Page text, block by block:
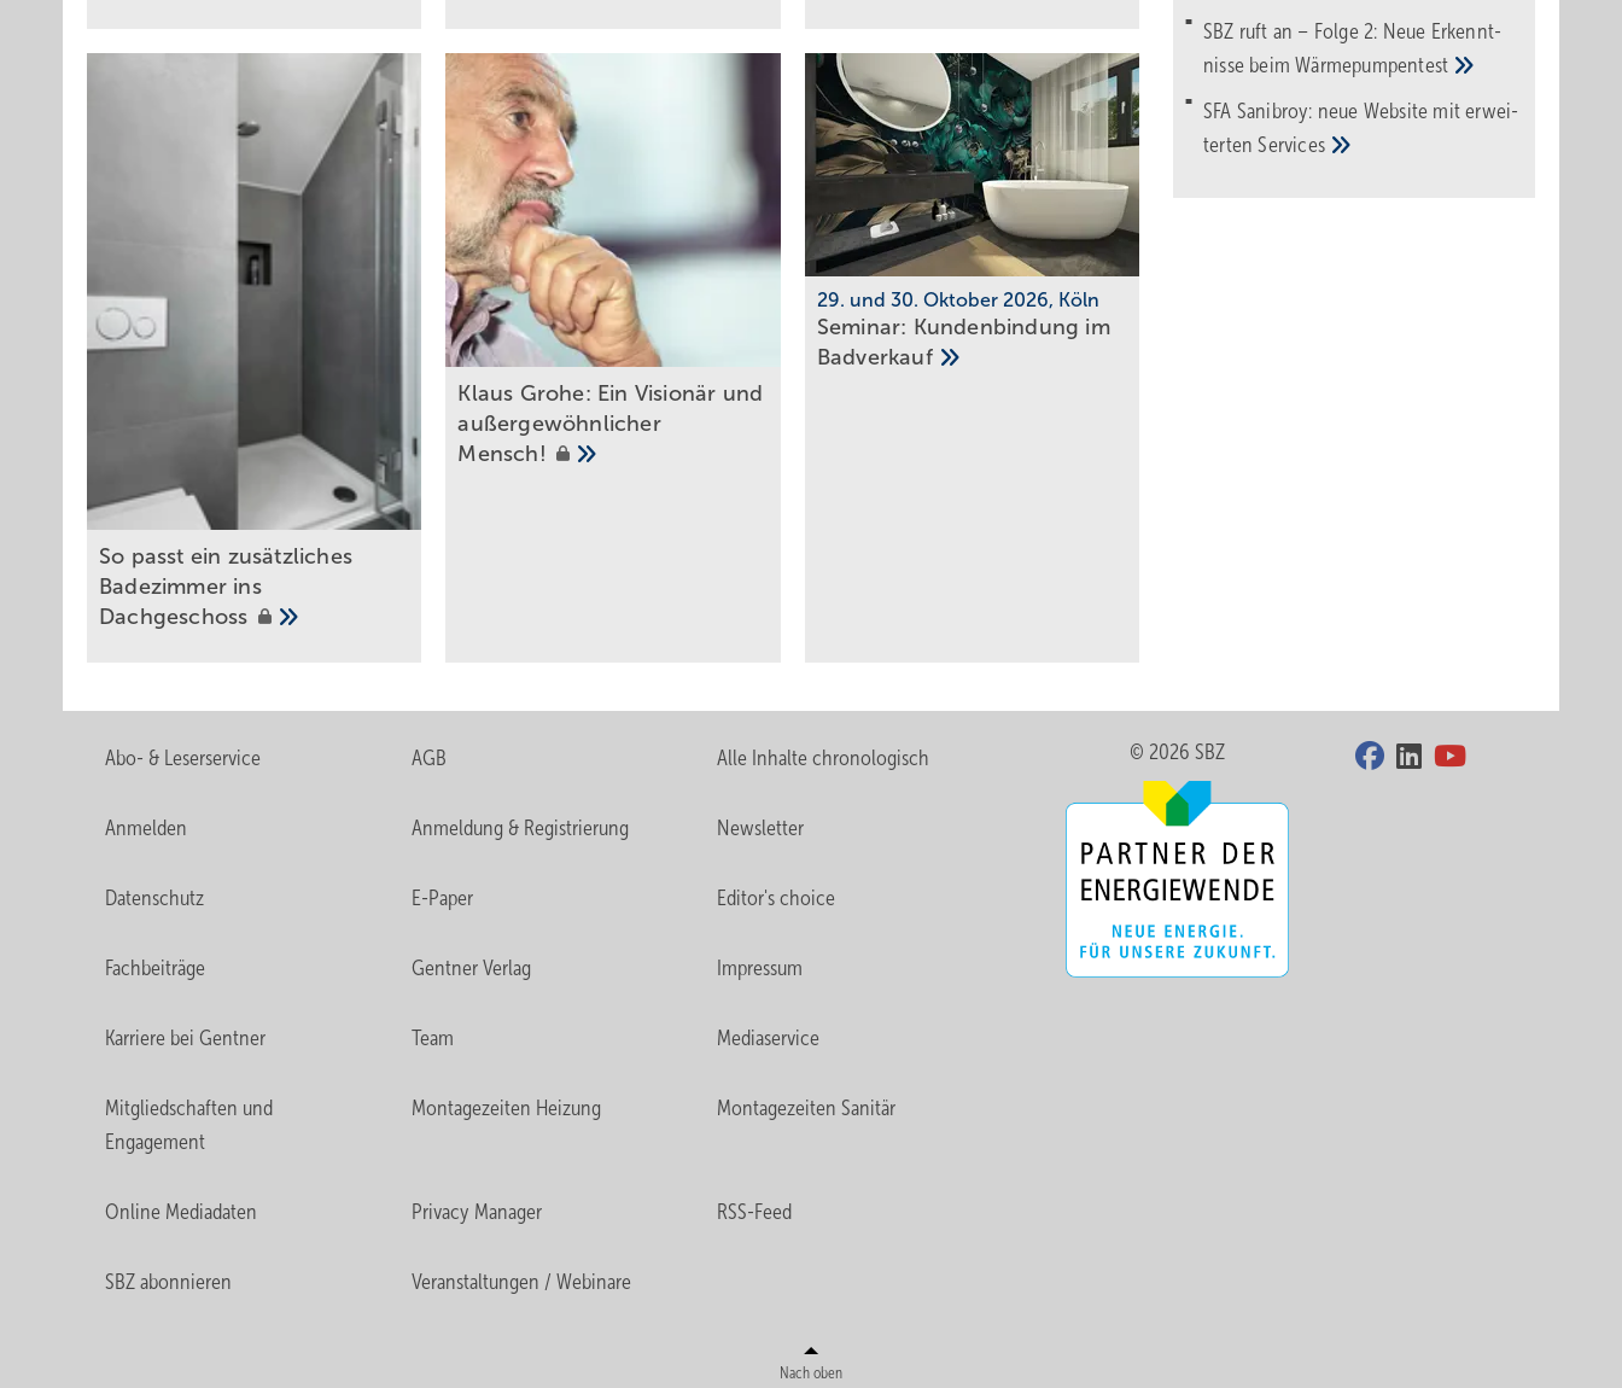
So p asst ein zusätzliches
Badezimmer ins
Dachgeschoss
Kla us Grohe: Ei n Visionär und
außergewöhnlicher
Mensch!
29. und 30. Oktober 2026, Köln
Seminar: Kun­den­bin­dung im
Bad­ver­kauf
SBZ ruft an – Folge 2: Neue Erkennt­
nisse beimWärme­pumpen­test
SFA Sanibroy: neue Web­site mit erwei­
tertenServices
Abo- & Leserservice AGB Alle Inhalte chronologisch
Anmelden Anmeldung & Registrierung Newsletter
Datenschutz E-Paper Editor's choice
Fachbeiträge Gentner Verlag Impressum
Karriere bei Gentner Team Mediaservice
Mitgliedschaften und
Engagement
Montagezeiten Heizung Montagezeiten Sanitär
Online Mediadaten Privacy Manager RSS-Feed
SBZ abonnieren Veranstaltungen / Webinare
© 2026 SBZ
Nach oben